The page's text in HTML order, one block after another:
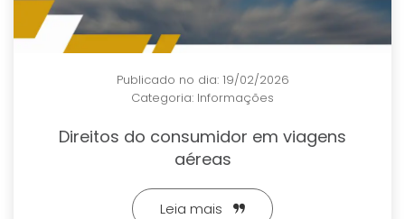
Publicado no dia: 19/02/2026
Categoria: Informações
Direitos do consumidor em viagens
aéreas
Leia mais